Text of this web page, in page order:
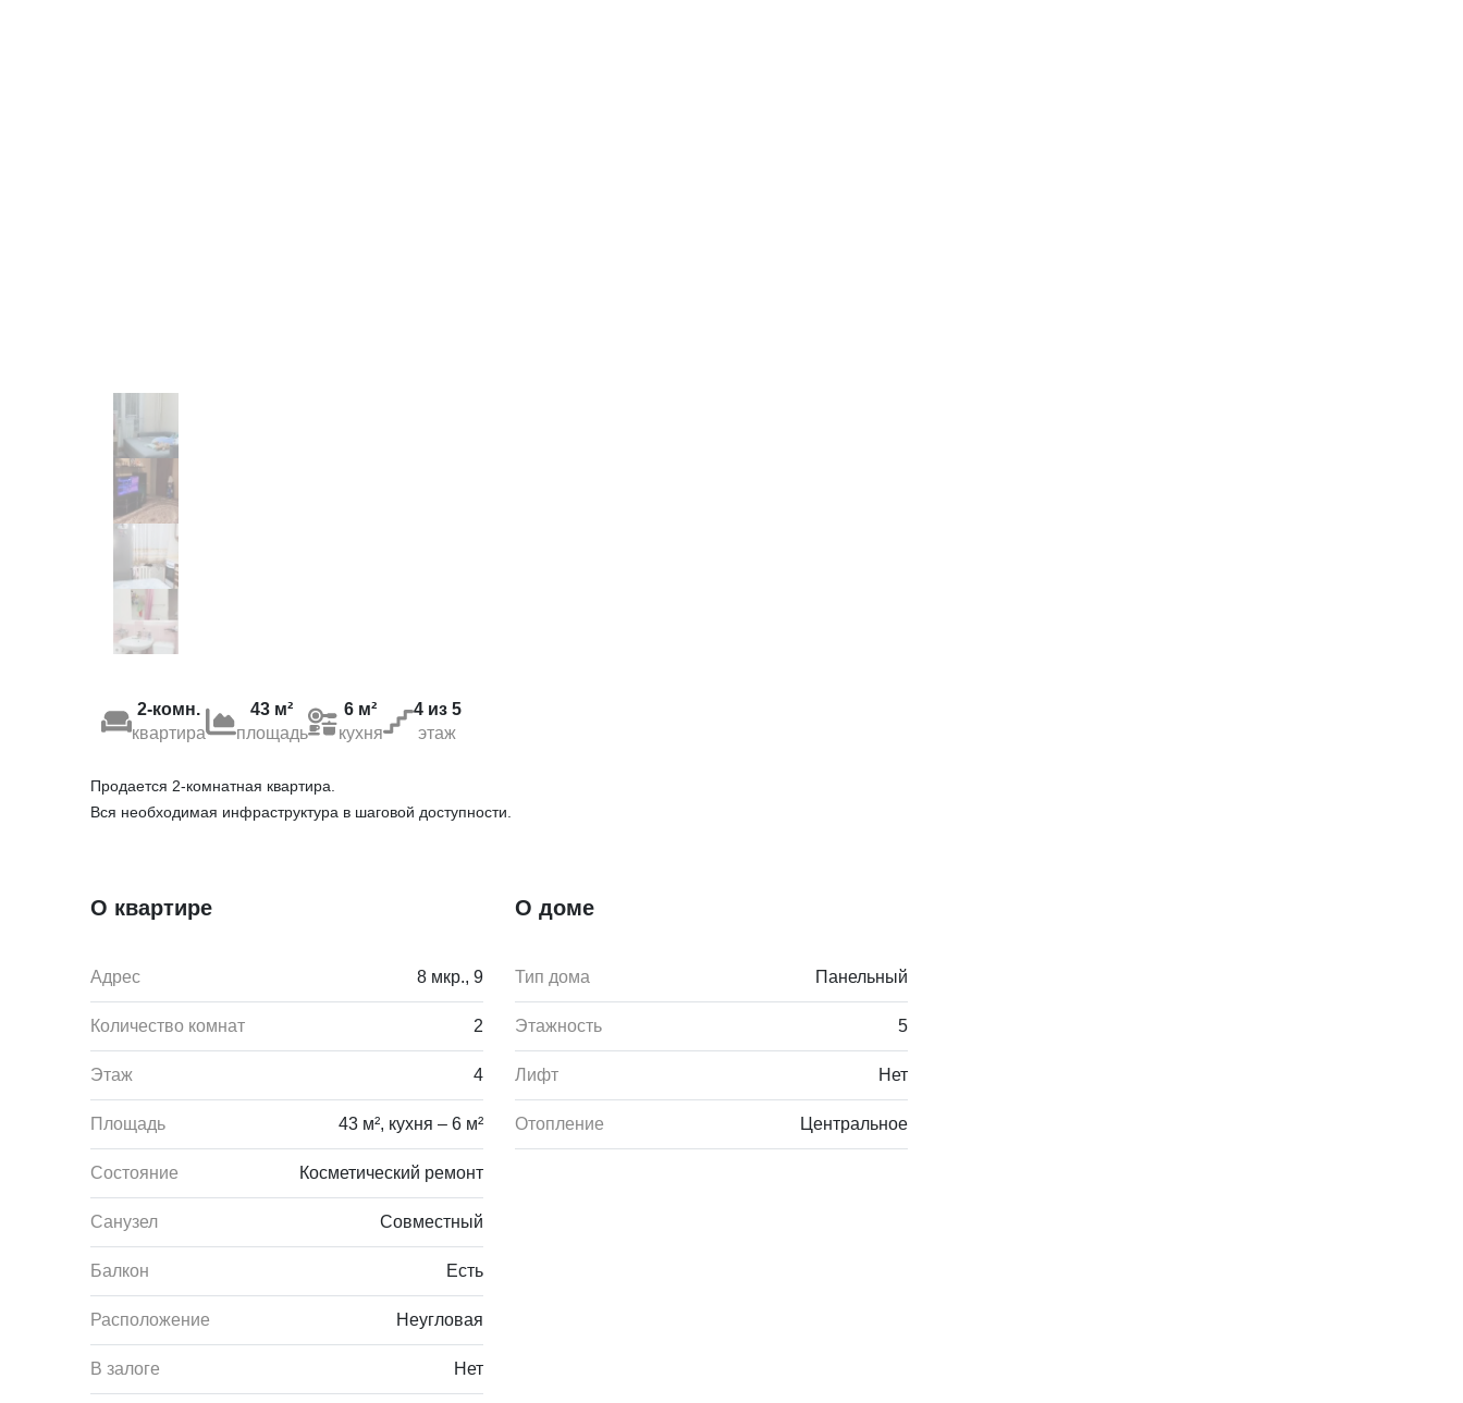
2-комн.
квартира
43 м²
площадь
6 м²
кухня
4 из 5
этаж
Продается 2-комнатная квартира.
Вся необходимая инфраструктура в шаговой доступности.
О квартире
Адрес 8 мкр., 9
Количество комнат 2
Этаж 4
Площадь 43 м², кухня – 6 м²
Состояние Косметический ремонт
Санузел Совместный
Балкон Есть
Расположение Неугловая
В залоге Нет
О доме
Тип дома Панельный
Этажность 5
Лифт Нет
Отопление Центральное